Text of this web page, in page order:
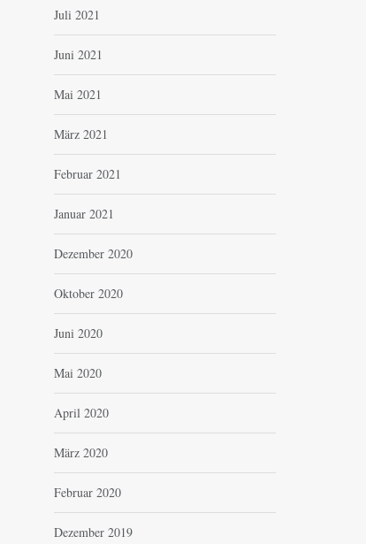
Juli 2021
Juni 2021
Mai 2021
März 2021
Februar 2021
Januar 2021
Dezember 2020
Oktober 2020
Juni 2020
Mai 2020
April 2020
März 2020
Februar 2020
Dezember 2019